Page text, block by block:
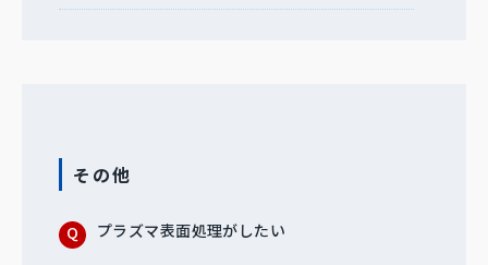
その他
プラズマ表面処理がしたい